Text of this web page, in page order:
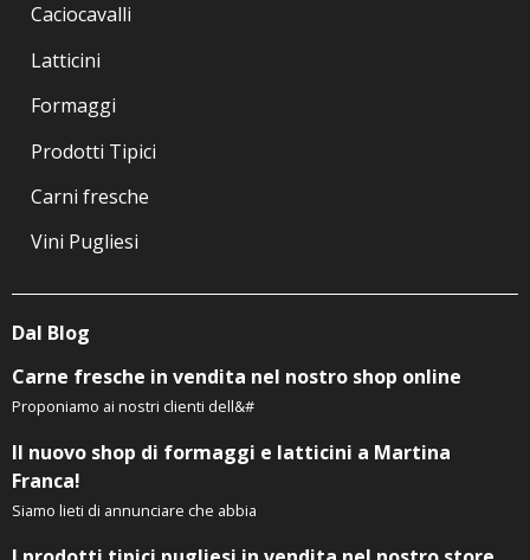
Caciocavalli
Latticini
Formaggi
Prodotti Tipici
Carni fresche
Vini Pugliesi
Dal Blog
Carne fresche in vendita nel nostro shop online
Proponiamo ai nostri clienti dell&#
Il nuovo shop di formaggi e latticini a Martina
Franca!
Siamo lieti di annunciare che abbia